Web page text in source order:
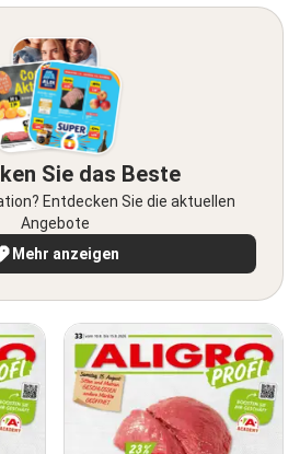
Sie das Beste
Entdecken Sie die aktuellen
Angebote
Mehr anzeigen